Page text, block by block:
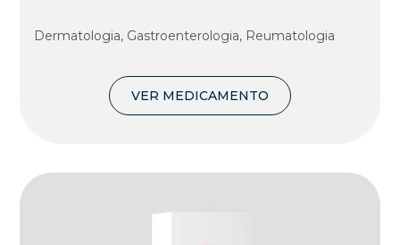
Dermatologia, Gastroenterologia, Reumatologia
VER MEDICAMENTO